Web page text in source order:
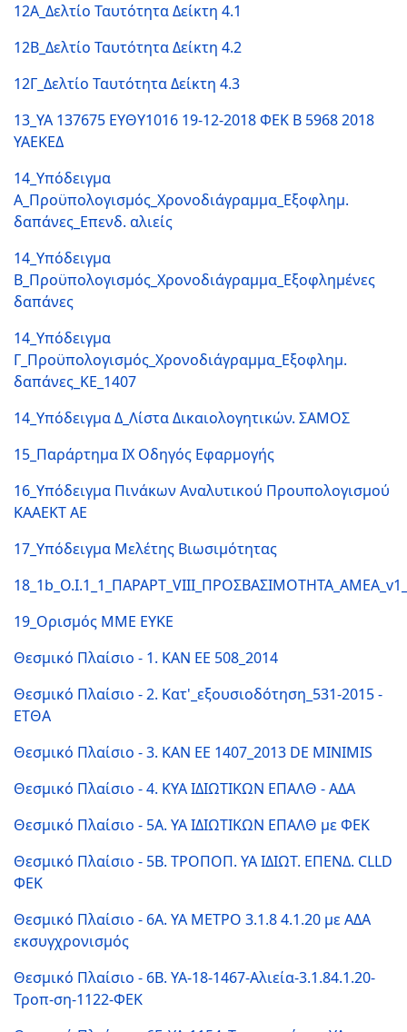
12Α_Δελτίο Ταυτότητα Δείκτη 4.1
12Β_Δελτίο Ταυτότητα Δείκτη 4.2
12Γ_Δελτίο Ταυτότητα Δείκτη 4.3
13_ΥΑ 137675 ΕΥΘΥ1016 19-12-2018 ΦΕΚ Β 5968 2018
ΥΑΕΚΕΔ
14_Υπόδειγμα
Α_Προϋπολογισμός_Χρονοδιάγραμμα_Εξοφλημ.
δαπάνες_Επενδ. αλιείς
14_Υπόδειγμα
Β_Προϋπολογισμός_Χρονοδιάγραμμα_Εξοφλημένες
δαπάνες
14_Υπόδειγμα
Γ_Προϋπολογισμός_Χρονοδιάγραμμα_Εξοφλημ.
δαπάνες_ΚΕ_1407
14_Υπόδειγμα Δ_Λίστα Δικαιολογητικών. ΣΑΜΟΣ
15_Παράρτημα IX Οδηγός Εφαρμογής
16_Υπόδειγμα Πινάκων Αναλυτικού Προυπολογισμού
ΚΑΑΕΚΤ ΑΕ
17_Υπόδειγμα Μελέτης Βιωσιμότητας
19_Ορισμός ΜΜΕ ΕΥΚΕ
Θεσμικό Πλαίσιο - 1. ΚΑΝ ΕΕ 508_2014
Θεσμικό Πλαίσιο - 2. Κατ'_εξουσιοδότηση_531-2015 -
ΕΤΘΑ
Θεσμικό Πλαίσιο - 3. ΚΑΝ ΕΕ 1407_2013 DE MINIMIS
Θεσμικό Πλαίσιο - 4. ΚΥΑ ΙΔΙΩΤΙΚΩΝ ΕΠΑΛΘ - ΑΔΑ
Θεσμικό Πλαίσιο - 5A. YA ΙΔΙΩΤΙΚΩΝ ΕΠΑΛΘ με ΦΕΚ
Θεσμικό Πλαίσιο - 5B. ΤΡΟΠΟΠ. ΥΑ ΙΔΙΩΤ. ΕΠΕΝΔ. CLLD
ΦΕΚ
Θεσμικό Πλαίσιο - 6A. ΥΑ ΜΕΤΡΟ 3.1.8 4.1.20 με ΑΔΑ
εκσυγχρονισμός
Θεσμικό Πλαίσιο - 6B. ΥΑ-18-1467-Αλιεία-3.1.84.1.20-
Τροπ-ση-1122-ΦΕΚ